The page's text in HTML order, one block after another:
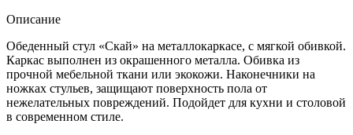
Описание
Обеденный стул «Скай» на металлокаркасе, с мягкой обивкой.
Каркас выполнен из окрашенного металла. Обивка из
прочной мебельной ткани или экокожи. Наконечники на
ножках стульев, защищают поверхность пола от
нежелательных повреждений. Подойдет для кухни и столовой
в современном стиле.